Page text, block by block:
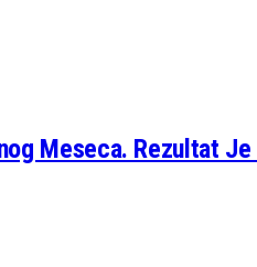
Meseca. Rezultat